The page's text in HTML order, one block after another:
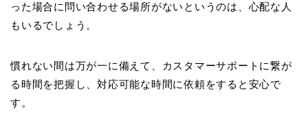
った場合に問い合わせる場所がないというのは、心配な人
もいるでしょう。
慣れない間は万が一に備えて、カスタマーサポートに繋が
る時間を把握し、対応可能な時間に依頼をすると安心で
す。